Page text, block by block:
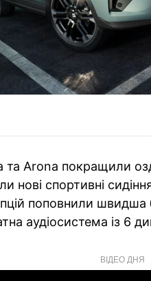
та Arona покращили
нові спортивні
поповнили швидша
аудіосистема із 6
ВІДЕО ДНЯ